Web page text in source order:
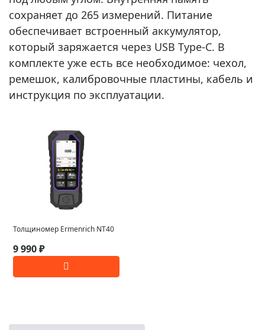
сохраняет до 265 измерений. Питание
обеспечивает встроенный аккумулятор,
который заряжается через USB Type-C. В
комплекте уже есть все необходимое: чехол,
ремешок, калибровочные пластины, кабель и
инструкция по эксплуатации.
Толщиномер Ermenrich NT40
9 990 ₽